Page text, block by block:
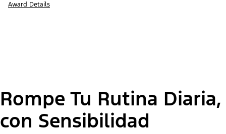
Award Details
Rompe Tu Rutina Diaria,
con Sensibilidad